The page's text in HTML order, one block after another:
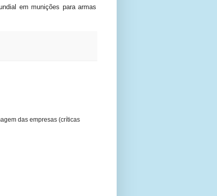
em munições para armas
das empresas (críticas